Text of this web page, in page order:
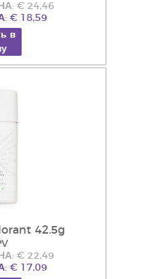
€ 24,46
€ 18,59
в
42.5g
€ 22,49
€ 17,09